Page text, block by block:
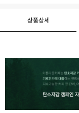
상품상세